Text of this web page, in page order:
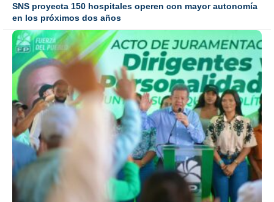
SNS proyecta 150 hospitales operen con mayor autonomía
en los próximos dos años